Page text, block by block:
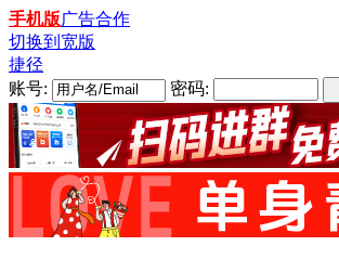
手机版广告合作
切换到宽版
捷径
账号:
密码: